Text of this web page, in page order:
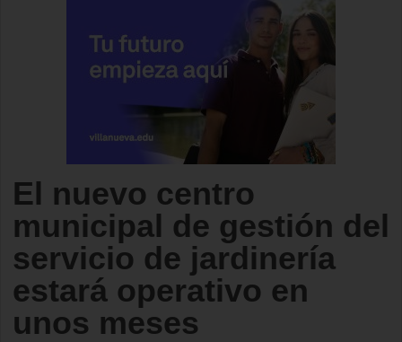
El nuevo centro
municipal de gestión del
servicio de jardinería
estará operativo en
unos meses